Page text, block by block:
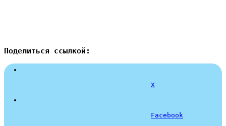
Поделиться ссылкой:
X
Facebook